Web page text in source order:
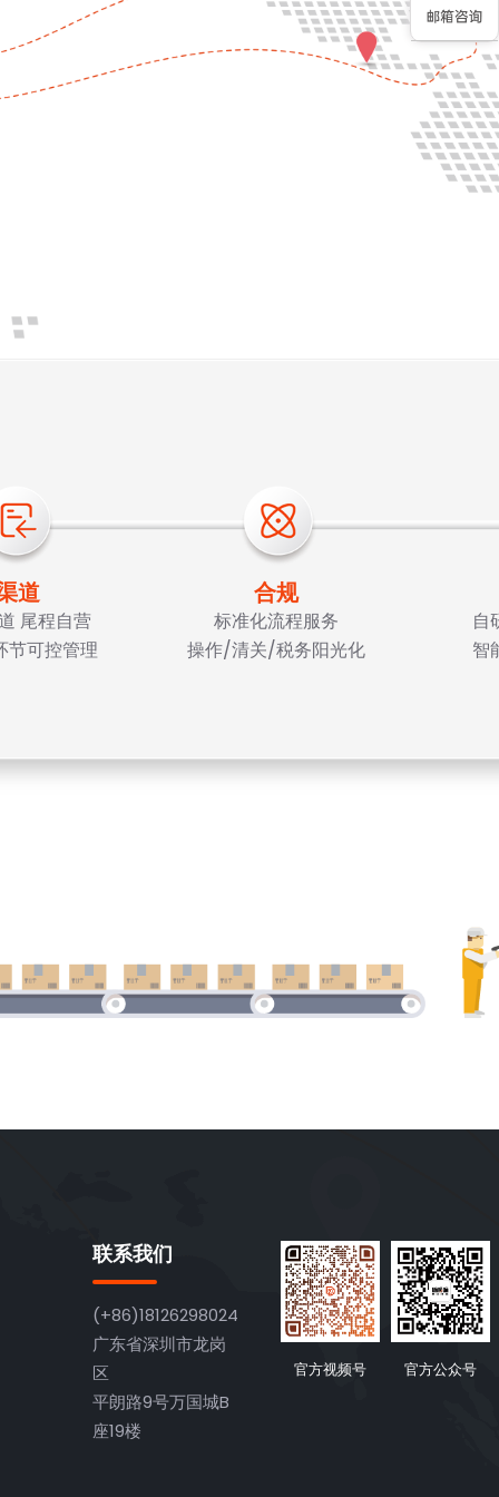
道
尾程自营
节可控管理
合规
标准化流程服务
操作/清关/税务阳光化
自
智
联系我们
(+86)18126298024
广东省深圳市龙岗
区
平朗路9号万国城B
座19楼
官方视频号 官方公众号